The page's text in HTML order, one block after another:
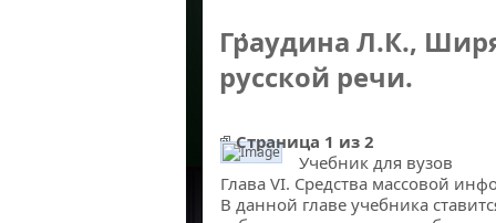
Граудина Л.К.,
русской речи.
Страница 1 из 2
Учебник для вузов
Глава VI. Средства массовой
В данной главе учебника